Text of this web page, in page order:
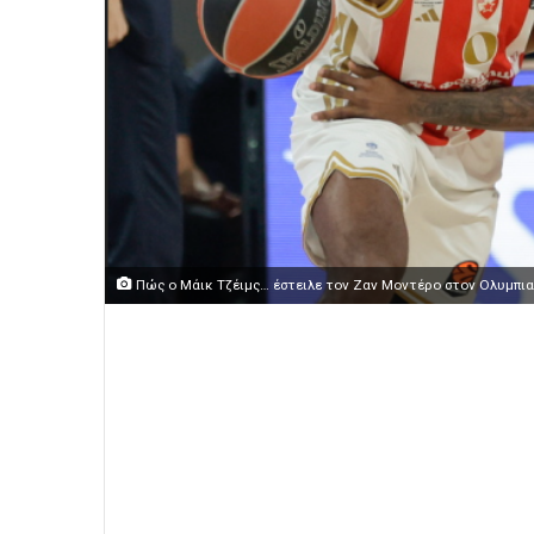
Πώς ο Μάικ Τζέιμς… έστειλε τον Ζαν Μοντέρο στον